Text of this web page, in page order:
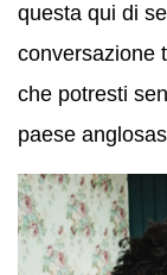
questa qui di
conversazione
che potresti
paese